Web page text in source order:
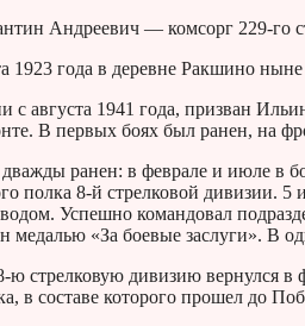
Андреевич — комсорг 229-го
1923 года в деревне Ракшино
августа 1941 года, призван
В первых боях был ранен, на
ранен: в феврале и июле в
полка 8-й стрелковой
Успешно командовал
медалью «За боевые заслуги». В
стрелковую дивизию вернулся в
в составе которого прошел до